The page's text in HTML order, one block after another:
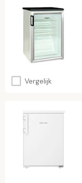
Vergelijk